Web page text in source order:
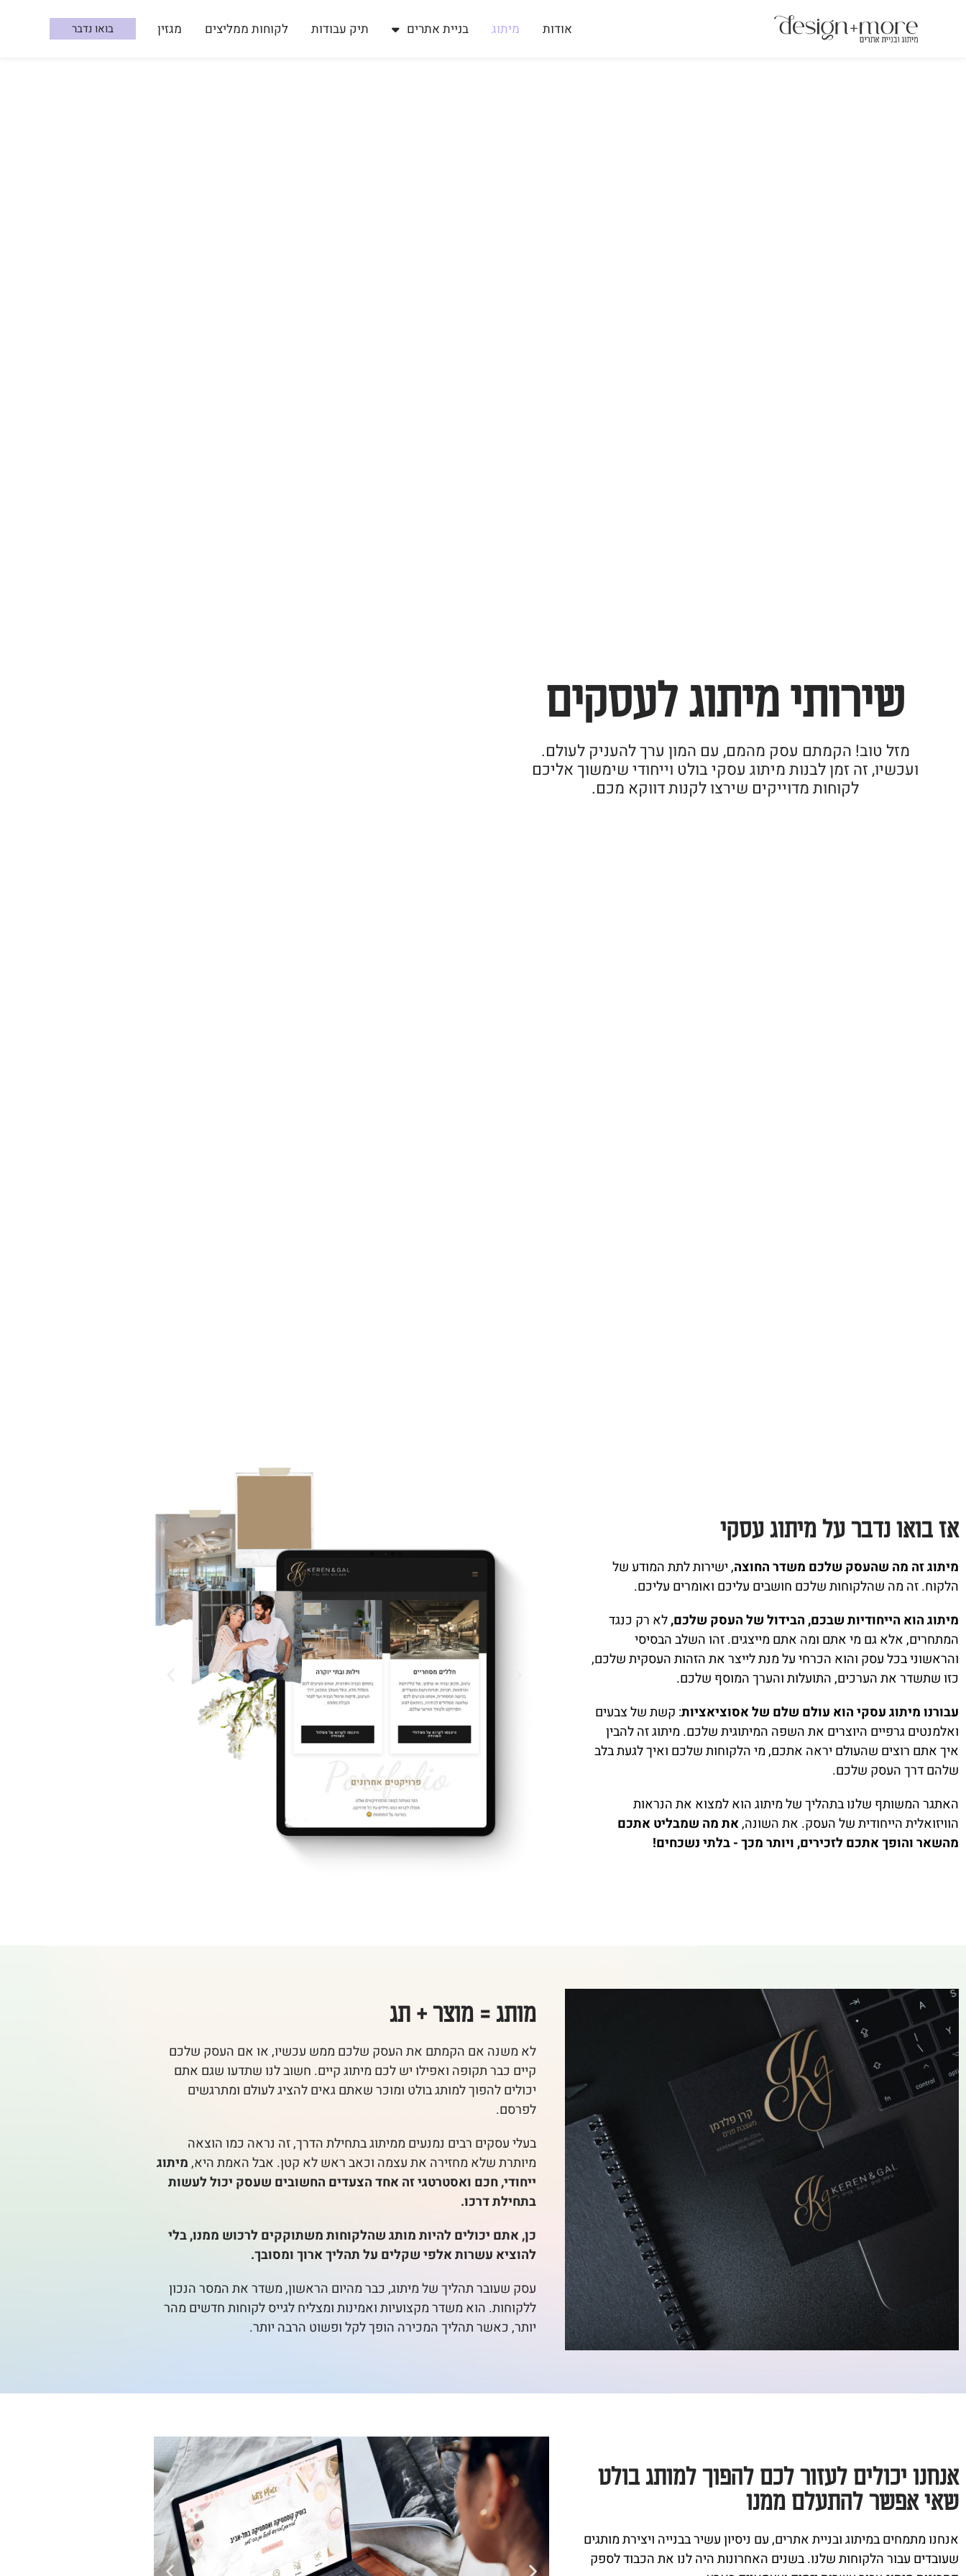
אודות מיתוג בניית אתרים תיק עבודות לקוחות ממליצים מגזין בואו נדבר
שירותי מיתוג לעסקים
מזל טוב! הקמתם עסק מהמם, עם המון ערך להעניק לעולם.
ועכשיו, זה זמן לבנות מיתוג עסקי בולט וייחודי שימשוך אליכם
לקוחות מדוייקים שירצו לקנות דווקא מכם.
אז בואו נדבר על מיתוג עסקי
מיתוג זה מה שהעסק שלכם משדר החוצה, ישירות לתת המודע של
הלקוח. זה מה שהלקוחות שלכם חושבים עליכם ואומרים עליכם.
מיתוג הוא הייחודיות שבכם, הבידול של העסק שלכם,לא רק כנגד
המתחרים, אלא גם מי אתם ומה אתם מייצגים. זהו השלב הבסיסי
והראשוני בכל עסק והוא הכרחי על מנת לייצר את הזהות העסקית שלכם,
כזו שתשדר את הערכים, התועלות והערך המוסף שלכם.
עבורנו מיתוג עסקי הוא עולם שלם של אסוציאציות: קשת של צבעים
ואלמנטים גרפיים היוצרים את השפה המיתוגית שלכם. מיתוג זה להבין
איך אתם רוצים שהעולם יראה אתכם, מי הלקוחות שלכם ואיך לגעת בלב
שלהם דרך העסק שלכם.
האתגר המשותף שלנו בתהליך של מיתוג הוא למצוא את הנראות
הוויזואלית הייחודית של העסק. את השונה,את מה שמבליט אתכם
מהשאר והופך אתכם לזכירים, ויותר מכך - בלתי נשכחים!
מותג = מוצר + תג
לא משנה אם הקמתם את העסק שלכם ממש עכשיו, או אם העסק שלכם
קיים כבר תקופה ואפילו יש לכם מיתוג קיים. חשוב לנו שתדעו שגם אתם
יכולים להפוך למותג בולט ומוכר שאתם גאים להציג לעולם ומתרגשים
לפרסם.
בעלי עסקים רבים נמנעים ממיתוג בתחילת הדרך, זה נראה כמו הוצאה
מיותרת שלא מחזירה את עצמה וכאב ראש לא קטן. אבל האמת היא,מיתוג
ייחודי, חכם ואסטרטגי זה אחד הצעדים החשובים שעסק יכול לעשות
בתחילת דרכו.
כן, אתם יכולים להיות מותג שהלקוחות משתוקקים לרכוש ממנו, בלי
להוציא עשרות אלפי שקלים על תהליך ארוך ומסובך.
עסק שעובר תהליך של מיתוג, כבר מהיום הראשון, משדר את המסר הנכון
ללקוחות. הוא משדר מקצועיות ואמינות ומצליח לגייס לקוחות חדשים מהר
יותר, כאשר תהליך המכירה הופך לקל ופשוט הרבה יותר.
אנחנו יכולים לעזור לכם להפוך למותג בולט
שאי אפשר להתעלם ממנו
אנחנו מתמחים במיתוג ובניית אתרים, עם ניסיון עשיר בבנייה ויצירת מותגים
שעובדים עבור הלקוחות שלנו. בשנים האחרונות היה לנו את הכבוד לספק